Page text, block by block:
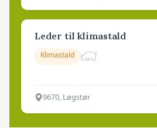
Leder til klimastald
Klimastald
9670, Løgstør